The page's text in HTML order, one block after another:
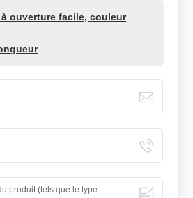
à ouverture facile, couleur